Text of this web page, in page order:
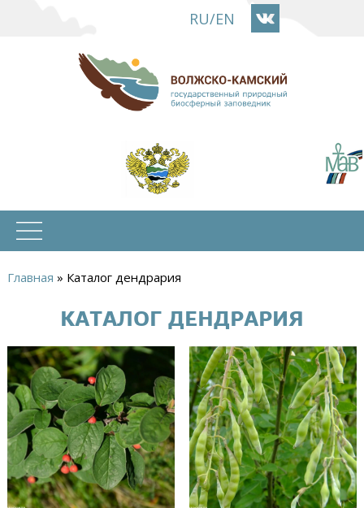
основному
содержанию
RU/EN
Главная » Каталог дендрария
КАТАЛОГ ДЕНДРАРИЯ